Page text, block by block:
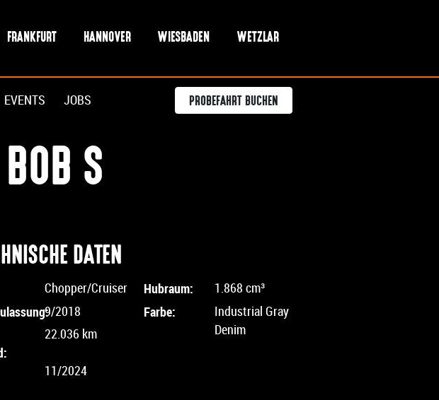
FRANKFURT HANNOVER WIESBADEN WETZLAR
EVENTS JOBS PROBEFAHRT BUCHEN
S
DATEN
Chopper/Cruiser
9/2018
22.036 km
11/2024
Hubraum: 1.868 cm³
Farbe:
Industrial Gray
Denim